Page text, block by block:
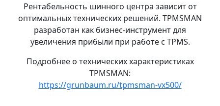
Рентабельность шинного центра зависит от
оптимальных технических решений. TPMSMAN
разработан как бизнес-инструмент для
увеличения прибыли при работе с TPMS.
Подробнее о технических характеристиках
TPMSMAN:
https://grunbaum.ru/tpmsman-vx500/